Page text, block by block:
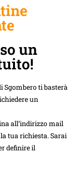
un
Sgombero ti basterà
un
all’indirizzo mail
tua richiesta. Sarai
definire il